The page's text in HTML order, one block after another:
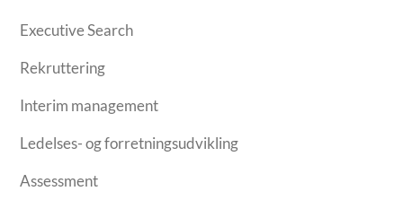
Executive Search
Rekruttering
Interim management
Ledelses- og forretningsudvikling
Assessment